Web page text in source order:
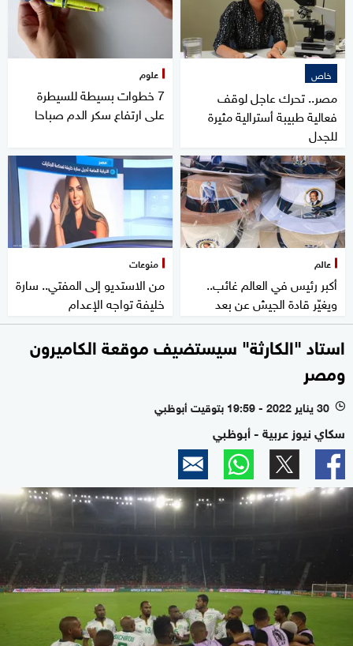
خاص
مصر.. تحرك عاجل لوقف
فعالية طبيبة أسترالية مثيرة
للجدل
علوم
7 خطوات بسيطة للسيطرة
على ارتفاع سكر الدم صباحا
عالم
أكبر رئيس في العالم غائب..
ويغيّر قادة الجيش عن بعد
منوعات
من الاستديو إلى المفتي.. سارة
خليفة تواجه الإعدام
استاد "الكارثة" سيستضيف موقعة الكاميرون
ومصر
l 30 يناير 2022 - 19:59 بتوقيت أبوظبي
سكاي نيوز عربية - أبوظبي